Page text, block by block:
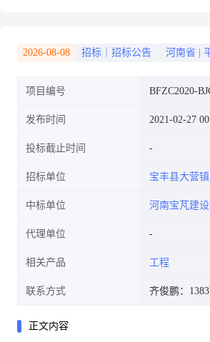
2026-08-08 招标｜招标公告 河南省
项目编号 BFZC2020-
发布时间 2021-02-27
投标截止时间
招标单位 宝丰县大营
中标单位 河南宝芃建设
代理单位
相关产品 工程
联系方式 齐俊鹏：
正文内容